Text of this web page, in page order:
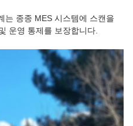
는 종종 MES 시스템에 스캔을
운영 통제를 보장합니다.